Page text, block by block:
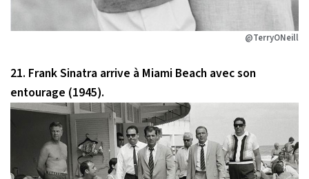
@TerryONeill
21. Frank Sinatra arrive à Miami Beach avec son
entourage (1945).